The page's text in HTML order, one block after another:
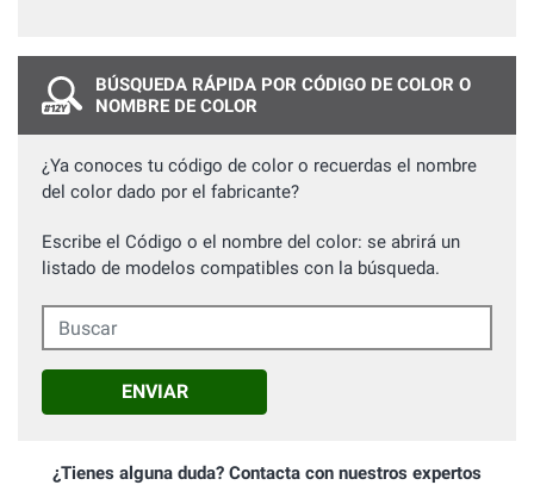
BÚSQUEDA RÁPIDA POR CÓDIGO DE COLOR O
NOMBRE DE COLOR
¿Ya conoces tu código de color o recuerdas el nombre
del color dado por el fabricante?
Escribe el Código o el nombre del color: se abrirá un
listado de modelos compatibles con la búsqueda.
Buscar
ENVIAR
¿Tienes alguna duda? Contacta con nuestros expertos